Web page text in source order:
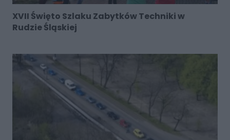
XVII Święto Szlaku Zabytków Techniki w
Rudzie Śląskiej